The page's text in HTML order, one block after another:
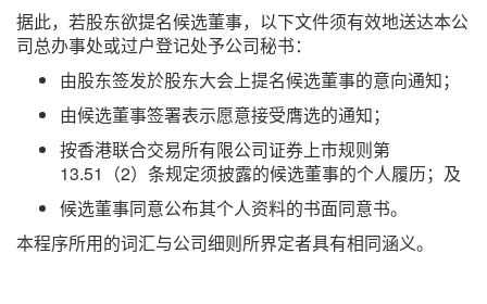
据此，若股东欲提名候选董事，以下文件须有效地送达本公
司总办事处或过户登记处予公司秘书：
由股东签发於股东大会上提名候选董事的意向通知；
由候选董事签署表示愿意接受膺选的通知；
按香港联合交易所有限公司证券上市规则第
13.51（2）条规定须披露的候选董事的个人履历；及
候选董事同意公布其个人资料的书面同意书。
本程序所用的词汇与公司细则所界定者具有相同涵义。